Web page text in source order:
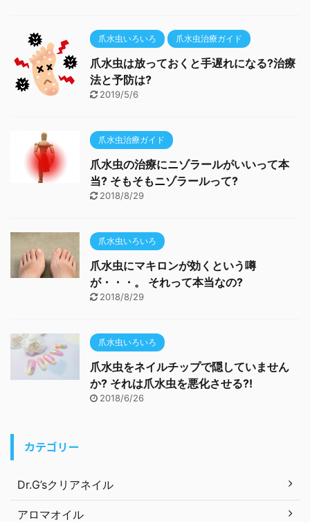
爪水虫いろいろ 爪水虫治療ガイド
爪水虫は放っておくと手遅れになる?治療
法と予防は?
2019/5/6
爪水虫治療ガイド
爪水虫の治療にニゾラールがいいって本
当? そもそもニゾラールって?
2018/8/29
爪水虫いろいろ
爪水虫にマキロンが効くという噂
が・・・。 それって本当なの?
2018/8/29
爪水虫いろいろ
爪水虫をネイルチップで隠していません
か? それは爪水虫を悪化させる?!
2018/6/26
カテゴリー
Dr.G’sクリアネイル
アロマオイル